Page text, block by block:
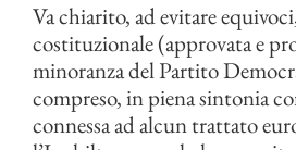
Va chiarito, ad evitare
costituzionale (approvata e
minoranza del Partito
compreso, in piena sintonia
connessa ad alcun trattato